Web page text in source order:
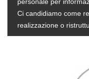
Ci candidiamo come
realizzazione o